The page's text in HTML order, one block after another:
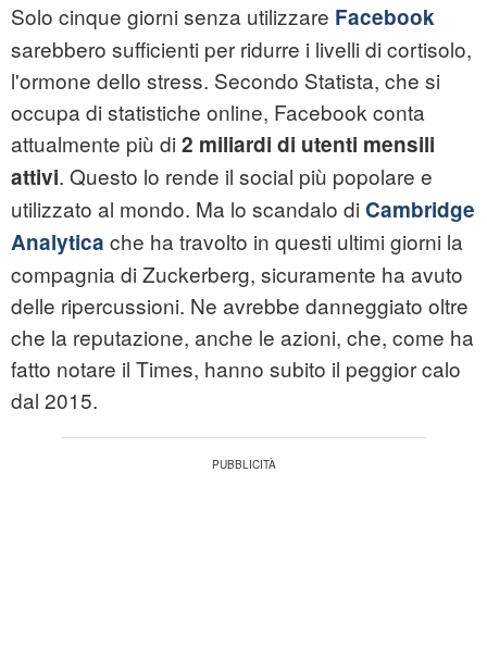
Solo cinque giorni senza utilizzare Facebook
sarebbero sufficienti per ridurre i livelli di cortisolo,
l'ormone dello stress. Secondo Statista, che si
occupa di statistiche online, Facebook conta
attualmente più di 2 miliardi di utenti mensili
attivi. Questo lo rende il social più popolare e
utilizzato al mondo. Ma lo scandalo di Cambridge
Analytica che ha travolto in questi ultimi giorni la
compagnia di Zuckerberg, sicuramente ha avuto
delle ripercussioni. Ne avrebbe danneggiato oltre
che la reputazione, anche le azioni, che, come ha
fatto notare il Times, hanno subito il peggior calo
dal 2015.